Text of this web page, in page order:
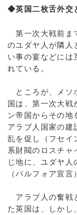
◆英国二枚舌外交
第一次大戦前ま
のユダヤ人が隣人
い事の宴などには
れている。
ところが、メソ
国は、第一次大戦
ン帝国からその地
アラブ人国家の建
乱を促し（フセイ
系財閥のロスチャ
じ地に、ユダヤ人
（バルフォア宣言
アラブ人の奮戦
た英国は、しかし